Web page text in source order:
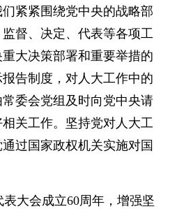
紧紧围绕党中央的战略部
督、决定、代表等各项工
大决策部署和重要举措的
告制度，对人大工作中的
委会党组及时向党中央请
关工作。坚持党对人大工
过国家政权机关实施对国
大会成立60周年，增强坚